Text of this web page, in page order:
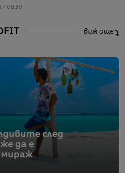
на групата
/ 08:30
виж още
след
да е
мираж